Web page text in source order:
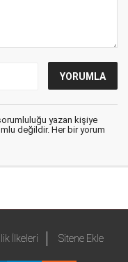
yazan kişiye
değildir. Her bir yorum
İlkeleri Sitene Ekle